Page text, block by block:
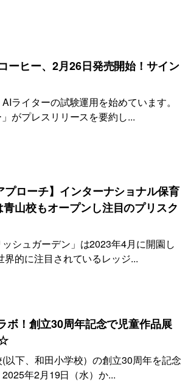
ーヒー、2月26日発売開始！サイン
ライターの試験運用を始めています。
がプレスリリースを要約し...
ローチ】インターナショナル保育
山校もオープンし注目のプリスク
シュガーデン」は2023年4月に開園し
的に注目されているレッジ...
！創立30周年記念で児童作品展
下、和田小学校）の創立30周年を記念
年2月19日（水）か...